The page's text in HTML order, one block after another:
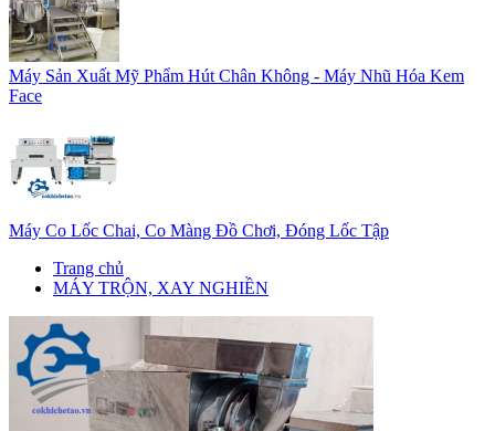
Máy Sản Xuất Mỹ Phẩm Hút Chân Không - Máy Nhũ Hóa Kem
Face
Máy Co Lốc Chai, Co Màng Đồ Chơi, Đóng Lốc Tập
Trang chủ
MÁY TRỘN, XAY NGHIỀN